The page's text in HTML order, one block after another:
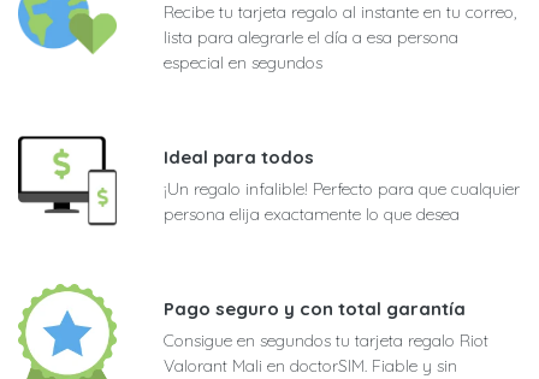
Recibe tu tarjeta regalo al instante en tu correo,
lista para alegrarle el día a esa persona
especial en segundos
Ideal para todos
¡Un regalo infalible! Perfecto para que cualquier
persona elija exactamente lo que desea
Pago seguro y con total garantía
Consigue en segundos tu tarjeta regalo Riot
Valorant Mali en doctorSIM. Fiable y sin